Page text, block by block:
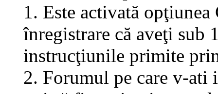
1. Este activată
înregistrare că aveţi sub
instrucţiunile primite
2. Forumul pe care v-